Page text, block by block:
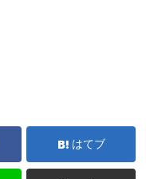
はてブ